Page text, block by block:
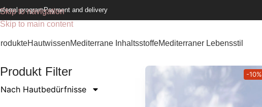
Skip to navigation
Skip to main content
programPayment and delivery
HautwissenMediterrane InhaltsstoffeMediterraner Lebensstil
Produkt Filter
Nach Hautbedürfnisse
-10%